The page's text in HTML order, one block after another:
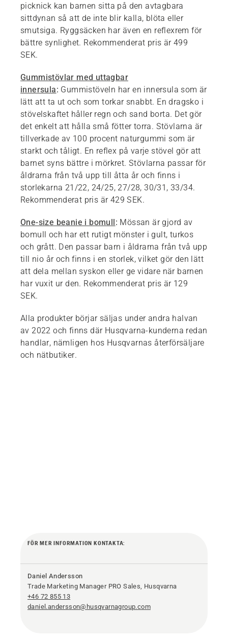
picknick kan barnen sitta på den avtagbara
sittdynan så att de inte blir kalla, blöta eller
smutsiga. Ryggsäcken har även en reflexrem för
bättre synlighet. Rekommenderat pris är 499
SEK.
Gummistövlar med uttagbar
innersula: Gummistöveln har en innersula som är
lätt att ta ut och som torkar snabbt. En dragsko i
stövelskaftet håller regn och sand borta. Det gör
det enkelt att hålla små fötter torra. Stövlarna är
tillverkade av 100 procent naturgummi som är
starkt och tåligt. En reflex på varje stövel gör att
barnet syns bättre i mörkret. Stövlarna passar för
åldrarna från två upp till åtta år och finns i
storlekarna 21/22, 24/25, 27/28, 30/31, 33/34.
Rekommenderat pris är 429 SEK.
One-size beanie i bomull: Mössan är gjord av
bomull och har ett rutigt mönster i gult, turkos
och grått. Den passar barn i åldrarna från två upp
till nio år och finns i en storlek, vilket gör den lätt
att dela mellan syskon eller ge vidare när barnen
har vuxit ur den. Rekommenderat pris är 129
SEK.
Alla produkter börjar säljas under andra halvan
av 2022 och finns där Husqvarna-kunderna redan
handlar, nämligen hos Husqvarnas återförsäljare
och nätbutiker.
FÖR MER INFORMATION KONTAKTA:
Daniel Andersson
Trade Marketing Manager PRO Sales, Husqvarna
+46 72 855 13
daniel.andersson@husqvarnagroup.com